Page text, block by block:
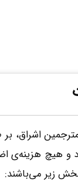
اشراق،
و هیچ هزینه‌ی
زیر می‌باشند: